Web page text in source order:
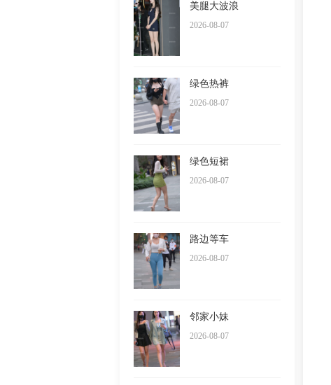
美腿大波浪
2026-08-07
绿色热裤
2026-08-07
绿色短裙
2026-08-07
路边等车
2026-08-07
邻家小妹
2026-08-07